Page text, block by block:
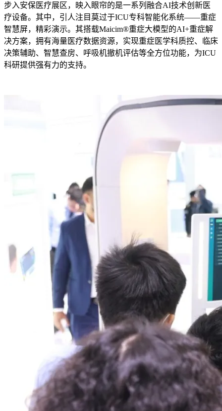
步入安保医疗展区，映入眼帘的是一系列融合AI技术创新医
疗设备。其中，引人注目莫过于ICU专科智能化系统——重症
智慧屏，精彩演示。其搭载Maicim®重症大模型的AI+重症解
决方案，拥有海量医疗数据资源，实现重症医学科质控、临床
决策辅助、智慧查房、呼吸机撤机评估等全方位功能，为ICU
科研提供强有力的支持。